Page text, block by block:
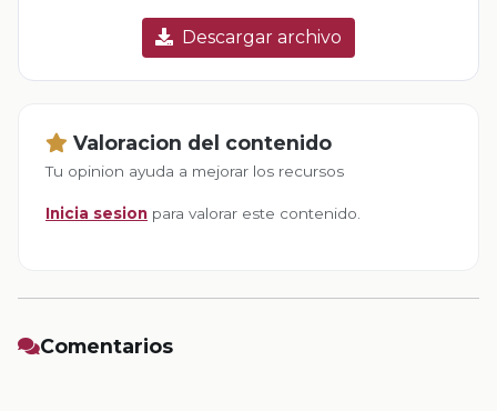
Descargar archivo
Valoracion del contenido
Tu opinion ayuda a mejorar los recursos
Inicia sesion para valorar este contenido.
Comentarios